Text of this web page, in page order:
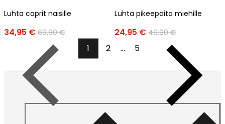
Luhta caprit naisille
34,95 € 69,90 €
Luhta pikeepaita miehille
24,95 € 49,90 €
Edellinen
1 2 ... 5
Seuraava